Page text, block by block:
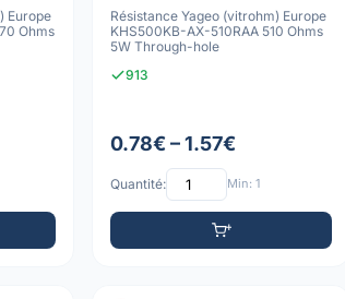
Europe
Ohms
Résistance Yageo (vitrohm) Europe
KHS500KB-AX-510RAA 510 Ohms
5W Through-hole
913
0.78€ – 1.57€
Quantité: Min: 1